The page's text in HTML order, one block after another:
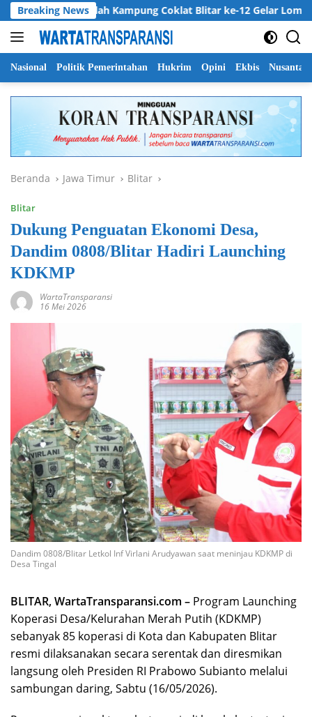
Langsung
ke
konten
Breaking News
Harlah Kampung Coklat Blitar ke-12 Gelar Lomba
Nasional Politik Pemerintahan Hukrim Opini Ekbis Nusantara
Beranda Jawa Timur Blitar
Blitar
Dukung Penguatan Ekonomi Desa,
Dandim 0808/Blitar Hadiri Launching
KDKMP
WartaTransparansi
16 Mei 2026
Dandim 0808/Blitar Letkol Inf Virlani Arudyawan saat meninjau KDKMP di
Desa Tingal
BLITAR, WartaTransparansi.com – Program Launching
Koperasi Desa/Kelurahan Merah Putih (KDKMP)
sebanyak 85 koperasi di Kota dan Kabupaten Blitar
resmi dilaksanakan secara serentak dan diresmikan
langsung oleh Presiden RI Prabowo Subianto melalui
sambungan daring, Sabtu (16/05/2026).